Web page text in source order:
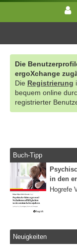
Die
ergoXchange
Die Registrierung
bequem online
registrierter
Buch-Tipp
in den
Hogrefe
Neuigkeiten